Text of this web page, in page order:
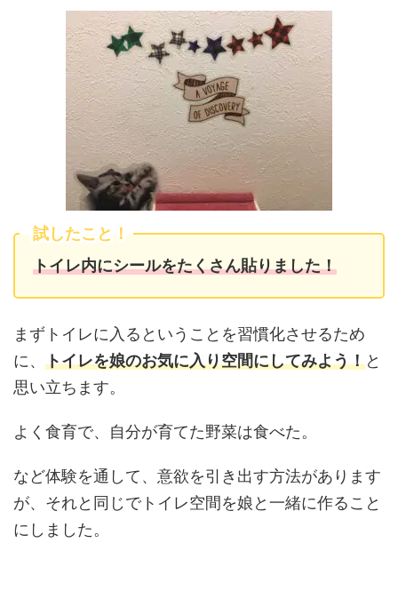
試したこと！
トイレ内にシールをたくさん貼りました！
まずトイレに入るということを習慣化させるため
に、 トイレを娘のお気に入り空間にしてみよう！と
思い立ちます。
よく食育で、自分が育てた野菜は食べた。
など体験を通して、意欲を引き出す方法があります
が、それと同じでトイレ空間を娘と一緒に作ること
にしました。